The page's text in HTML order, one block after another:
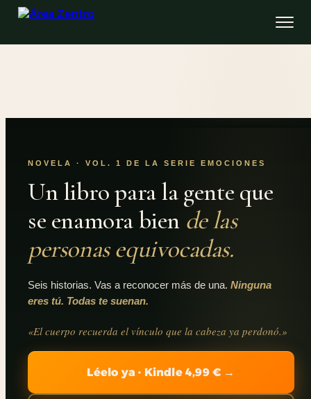
NOVELA · VOL. 1 DE LA SERIE EMOCIONES
Un libro para la gente que
se enamora bien de las
personas equivocadas.
Seis historias. Vas a reconocer más de una. Ninguna
eres tú. Todas te suenan.
«El cuerpo recuerda el vínculo que la cabeza ya perdonó.»
Léelo ya · Kindle 4,99 € →